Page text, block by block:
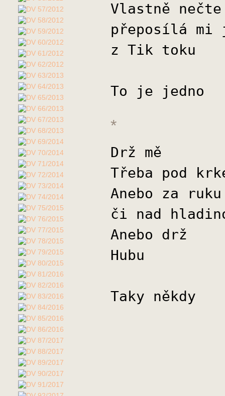
Vlastně nečte
přeposílá mi
z Tik toku
To je jedno
*
Drž mě
Třeba pod
Anebo za ruku
či nad
Anebo drž
Hubu
Taky někdy